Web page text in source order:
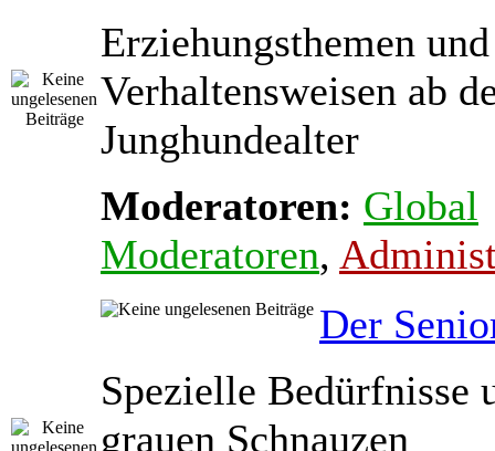
Erziehungsthemen
Verhaltensweisen ab
Junghundealter
Moderatoren: Global
Moderatoren,
Der
Spezielle Bedürfnisse
grauen Schnauzen